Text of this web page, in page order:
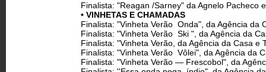
Finalista: "Reagan /Sarney" da Agnelo Pacheco
• VINHETAS E CHAMADAS
Finalista: "Vinheta Verão ­ Onda", da Agência da
Finalista: "Vinheta Verão ­ Ski ", da Agência da
Finalista: "Vinheta Verão, da Agência da Casa e
Finalista: "Vinheta Verão ­ Vôlei", da Agência da
Finalista: "Vinheta Verão — Frescobol", da